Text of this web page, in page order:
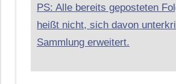
PS: Alle bereits geposteten
heißt nicht, sich davon
Sammlung erweitert.